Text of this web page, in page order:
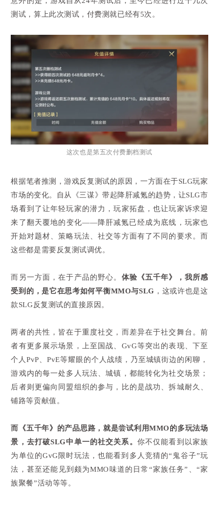
测试，算上此次测试，付费测就已经有5次。
这次也是第五次付费删档测试
根据笔者推测，游戏反复测试的原因，一方面在于SLG玩家
市场的变化。自从《三谋》带起降肝减氪的趋势，让SLG市
场看到了让年轻玩家的潜力，玩家拓盘，也让玩家诉求迎
来了翻天覆地的变化——降肝减氪已经成为底线，玩家也
开始对题材、策略玩法、社交等方面有了不同的要求。而
这些都是需要反复测试调优。
而另一方面，在于产品的野心。 体验《五千年》，我所感
受到的，是它在思考如何平衡MMO与SLG ， 这或许也是这
款SLG反复测试的直接原因。
两者的共性，皆在于重度社交，而差异在于社交舞台。前
者有更多展示场景，上至国战、GvG等突出的表现、下至
个人PvP、PvE等耀眼的个人战绩，乃至城镇街边的闲聊，
游戏内的每一处多人玩法、城镇，都能转化为社交场景；
后者则更偏向同盟组织的参与，比的是战功、拆城耐久、
铺路等贡献值。
而《五千年》的产品思路，就是尝试利用MMO的多玩法场
景，去打破SLG中单一的社交关系。 你不仅能看到以家族
为单位的GvG限时玩法，也能看到多人竞猜的“鬼谷子”玩
法，甚至还能见到颇为MMO味道的日常“家族任务”、“家
族聚餐”活动等等。